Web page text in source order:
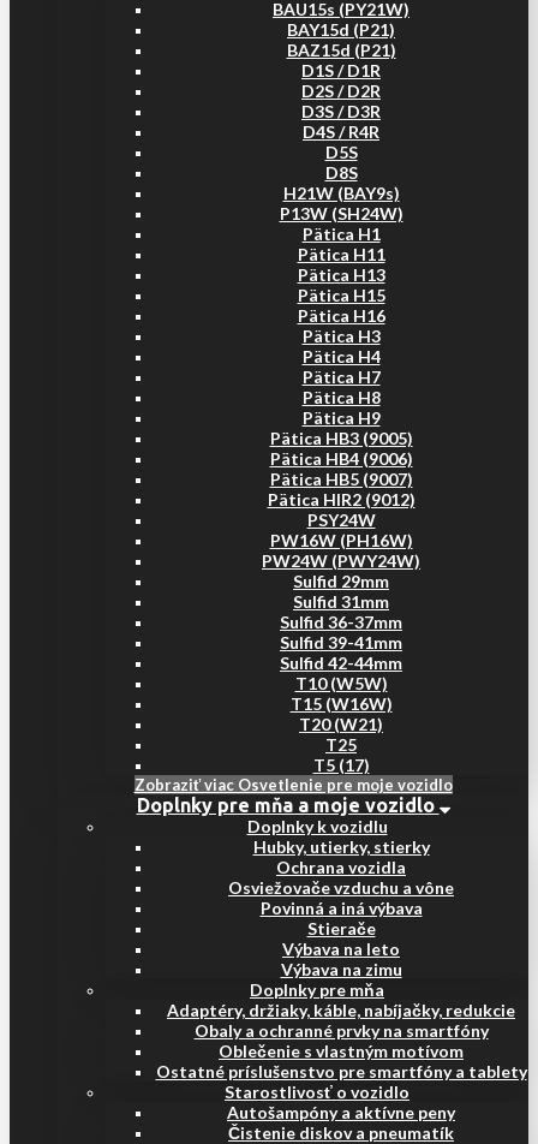
BAU15s (PY21W)
BAY15d (P21)
BAZ15d (P21)
D1S / D1R
D2S / D2R
D3S / D3R
D4S / R4R
D5S
D8S
H21W (BAY9s)
P13W (SH24W)
Pätica H1
Pätica H11
Pätica H13
Pätica H15
Pätica H16
Pätica H3
Pätica H4
Pätica H7
Pätica H8
Pätica H9
Pätica HB3 (9005)
Pätica HB4 (9006)
Pätica HB5 (9007)
Pätica HIR2 (9012)
PSY24W
PW16W (PH16W)
PW24W (PWY24W)
Sulfid 29mm
Sulfid 31mm
Sulfid 36-37mm
Sulfid 39-41mm
Sulfid 42-44mm
T10 (W5W)
T15 (W16W)
T20 (W21)
T25
T5 (17)
Zobraziť viac Osvetlenie pre moje vozidlo
Doplnky pre mňa a moje vozidlo
Doplnky k vozidlu
Hubky, utierky, stierky
Ochrana vozidla
Osviežovače vzduchu a vône
Povinná a iná výbava
Stierače
Výbava na leto
Výbava na zimu
Doplnky pre mňa
Adaptéry, držiaky, káble, nabíjačky, redukcie
Obaly a ochranné prvky na smartfóny
Oblečenie s vlastným motívom
Ostatné príslušenstvo pre smartfóny a tablety
Starostlivosť o vozidlo
Autošampóny a aktívne peny
Čistenie diskov a pneumatík